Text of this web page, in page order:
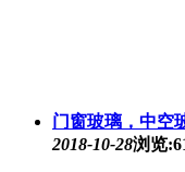
门窗玻璃，中空
2018-10-28浏览